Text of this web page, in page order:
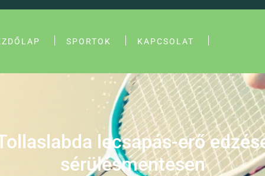
SPORTOK KAPCSOLAT
lecsapás-erő
sérülésmentesen